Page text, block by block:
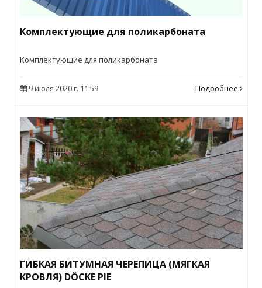
Комплектующие для поликарбоната
Комплектующие для поликарбоната
9 июля 2020 г. 11:59 Подробнее
ГИБКАЯ БИТУМНАЯ ЧЕРЕПИЦА (МЯГКАЯ
КРОВЛЯ) DÖCKE PIE